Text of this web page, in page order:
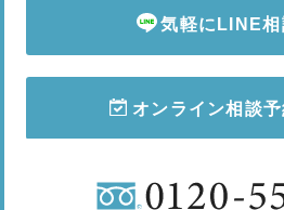
気軽にLINE相
オンライン相談予